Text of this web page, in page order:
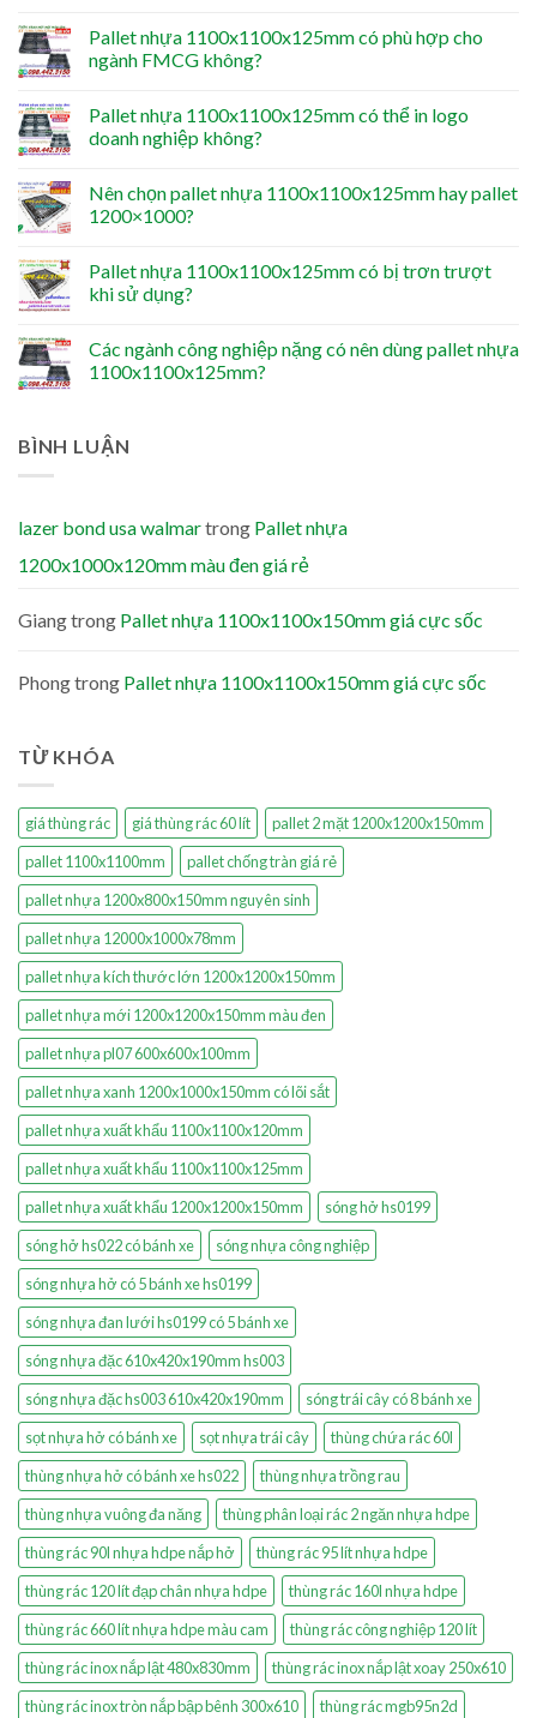
Pallet nhựa 1100x1100x125mm có phù hợp cho
ngành FMCG không?
Pallet nhựa 1100x1100x125mm có thể in logo
doanh nghiệp không?
Nên chọn pallet nhựa 1100x1100x125mm hay pallet
1200×1000?
Pallet nhựa 1100x1100x125mm có bị trơn trượt
khi sử dụng?
Các ngành công nghiệp nặng có nên dùng pallet nhựa
1100x1100x125mm?
BÌNH LUẬN
lazer bond usa walmartrong Pallet nhựa
1200x1000x120mm màu đen giá rẻ
Giangtrong Pallet nhựa 1100x1100x150mm giá cực sốc
Phongtrong Pallet nhựa 1100x1100x150mm giá cực sốc
TỪ KHÓA
giá thùng rác giá thùng rác 60 lít
pallet 2 mặt 1200x1200x150mm
pallet 1100x1100mm
pallet chống tràn giá rẻ
pallet nhựa 1200x800x150mm nguyên sinh
pallet nhựa 12000x1000x78mm
pallet nhựa kích thước lớn 1200x1200x150mm
pallet nhựa mới 1200x1200x150mm màu đen
pallet nhựa pl07 600x600x100mm
pallet nhựa xanh 1200x1000x150mm có lõi sắt
pallet nhựa xuất khẩu 1100x1100x120mm
pallet nhựa xuất khẩu 1100x1100x125mm
pallet nhựa xuất khẩu 1200x1200x150mm
sóng hở hs0199
sóng hở hs022 có bánh xe
sóng nhựa công nghiệp
sóng nhựa hở có 5 bánh xe hs0199
sóng nhựa đan lưới hs0199 có 5 bánh xe
sóng nhựa đặc 610x420x190mm hs003
sóng nhựa đặc hs003 610x420x190mm
sóng trái cây có 8 bánh xe
sọt nhựa hở có bánh xe
sọt nhựa trái cây
thùng chứa rác 60l
thùng nhựa hở có bánh xe hs022
thùng nhựa trồng rau
thùng nhựa vuông đa năng
thùng phân loại rác 2 ngăn nhựa hdpe
thùng rác 90l nhựa hdpe nắp hở
thùng rác 95 lít nhựa hdpe
thùng rác 120 lít đạp chân nhựa hdpe
thùng rác 160l nhựa hdpe
thùng rác 660 lít nhựa hdpe màu cam
thùng rác công nghiệp 120 lít
thùng rác inox nắp lật 480x830mm
thùng rác inox nắp lật xoay 250x610
thùng rác inox tròn nắp bập bênh 300x610
thùng rác mgb95n2d